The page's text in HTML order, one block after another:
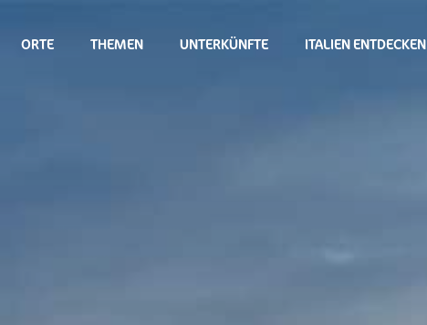
ORTE THEMEN UNTERKÜNFTE ITALIEN ENTDECKEN